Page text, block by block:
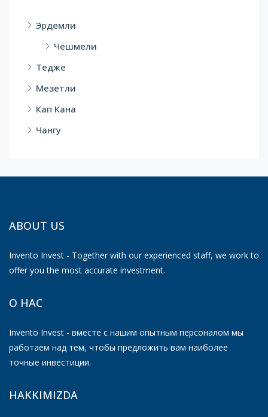
Эрдемли
Чешмели
Тедже
Мезетли
Кап Кана
Чангу
ABOUT US
Invento Invest - Together with our experienced staff, we work to
offer you the most accurate investment.
О НАС
Invento Invest - вместе с нашим опытным персоналом мы
работаем над тем, чтобы предложить вам наиболее
точные инвестиции.
HAKKIMIZDA